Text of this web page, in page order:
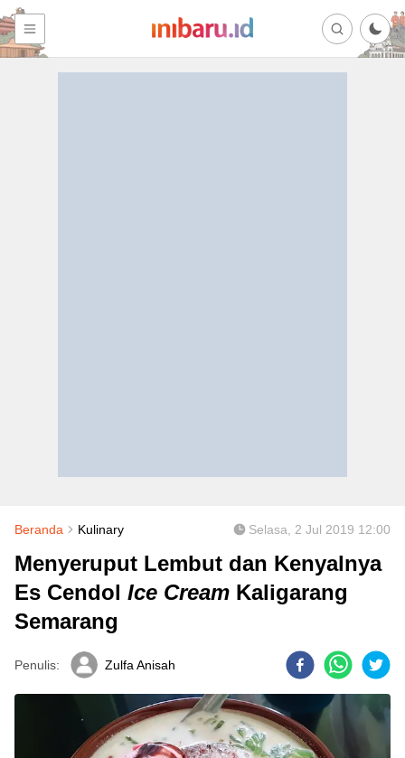
Beranda Kulinary Selasa, 2 Jul 2019 12:00
Menyeruput Lembut dan Kenyalnya
Es Cendol Ice Cream Kaligarang
Semarang
Penulis: Zulfa Anisah